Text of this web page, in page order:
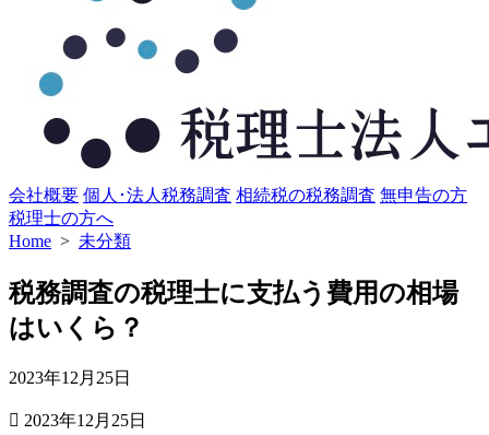
会社概要 個人･法人税務調査 相続税の税務調査 無申告の方
税理士の方へ
Home > 未分類
税務調査の税理士に支払う費用の相場
はいくら？
公
日
2023年12月25日
最
2023年12月25日